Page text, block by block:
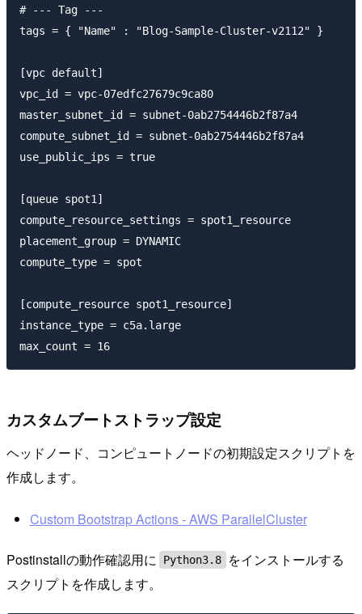
# --- Tag ---
tags = { "Name" : "Blog-Sample-Cluster-v2112" }
[vpc default]
vpc_id = vpc-07edfc27679c9ca80
master_subnet_id = subnet-0ab2754446b2f87a4
compute_subnet_id = subnet-0ab2754446b2f87a4
use_public_ips = true
[queue spot1]
compute_resource_settings = spot1_resource
placement_group = DYNAMIC
compute_type = spot
[compute_resource spot1_resource]
instance_type = c5a.large
カスタムブートストラップ設定
ヘッドノード、コンピュートノードの初期設定スクリプトを
作成します。
Custom Bootstrap Actions - AWS ParallelCluster
Postinstallの動作確認用に Python3.8
をインストールする
スクリプトを作成します。